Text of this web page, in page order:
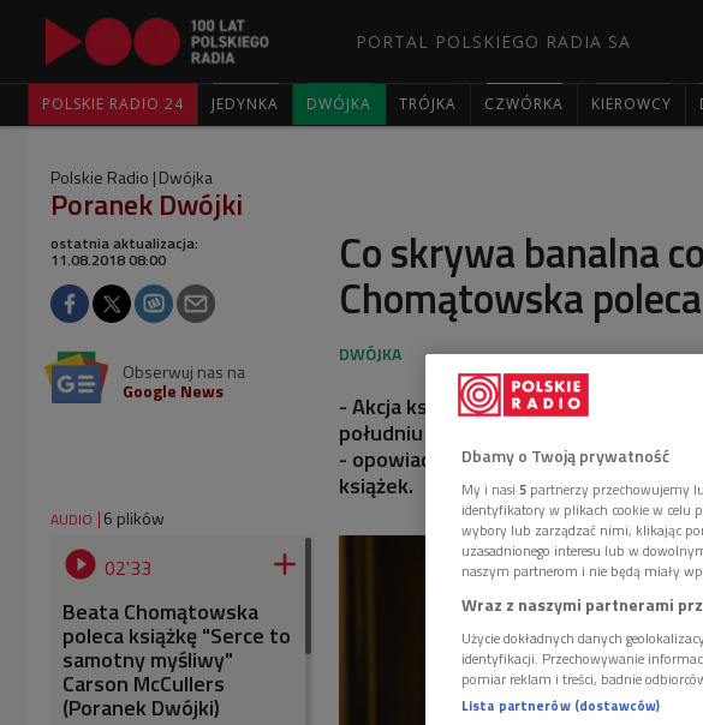
PORTAL POLSKIEGO RADIA SA
POLSKIE RADIO 24 JEDYNKA DWÓJKA TRÓJKA CZWÓRKA KIEROWCY
Polskie Radio Dwójka
Poranek Dwójki
Co skrywa banalna
Chomątowska
ostatnia aktualizacja:
11.08.2018 08:00
Obserwuj nas na
Google News
- Akcja książki "Serce to samotny
południu USA, przed wybuchem II
- opowiadała Beata Chomątowska o
książek.
AUDIO 6 plików
 02'33 
Beata Chomątowska
poleca książkę "Serce to
samotny myśliwy"
Carson McCullers
(Poranek Dwójki)
Dbamy o Twoją prywatność
My i nasi 5 partnerzy przechowujemy
identyfikatory w plikach cookie w celu
wybory lub zarządzać nimi, klikając
uzasadnionego interesu lub w
naszym partnerom i nie będą miały
Wraz z naszymi partnerami
Użycie dokładnych danych
identyfikacji. Przechowywanie
pomiar reklam i treści, badnie
Lista partnerów (dostawców)